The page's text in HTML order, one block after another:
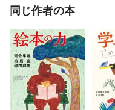
同じ作者の本